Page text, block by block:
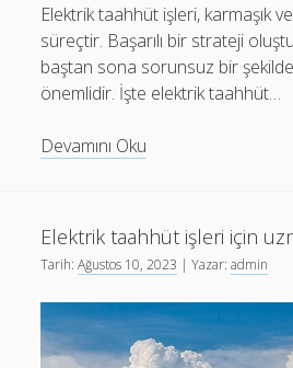
Elektrik taahhüt işleri, karmaşık
süreçtir. Başarılı bir strateji
baştan sona sorunsuz bir
önemlidir. İşte elektrik taahhüt…
Devamını Oku
için
başarılı
bir
strateji
nasıl
oluşturulur?
Elektrik taahhüt işleri için
Tarih:Ağustos 10, 2023 | Yazar:admin